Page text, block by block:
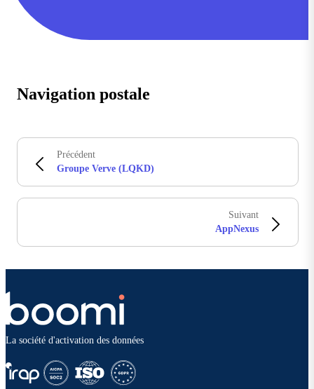
Navigation postale
Précédent
Groupe Verve (LQKD)
Suivant
AppNexus
La société d'activation des données